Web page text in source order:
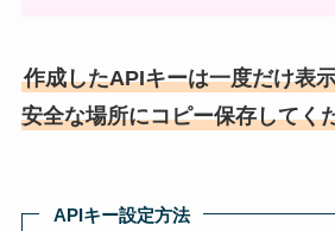
作成したAPIキーは一度だけ表
安全な場所にコピー保存してく
APIキー設定方法